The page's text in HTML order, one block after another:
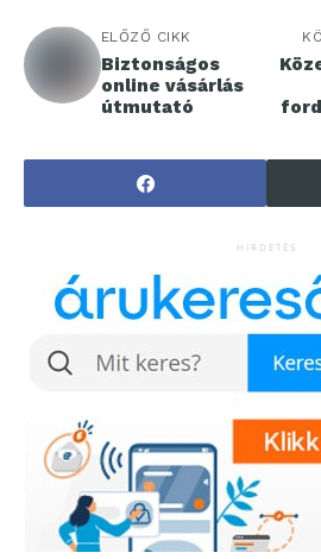
ELŐZŐ CIKK
Biztonságos
online vásárlás
útmutató
HIRDETÉS